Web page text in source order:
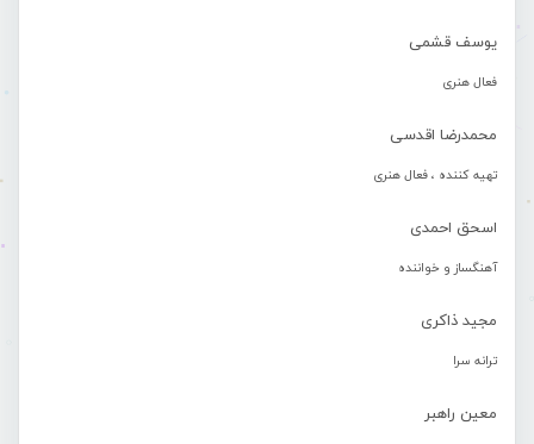
یوسف قشمی
فعال هنری
محمدرضا اقدسی
تهیه کننده ، فعال هنری
اسحق احمدی
آهنگساز و خواننده
مجید ذاکری
ترانه سرا
معین راهبر